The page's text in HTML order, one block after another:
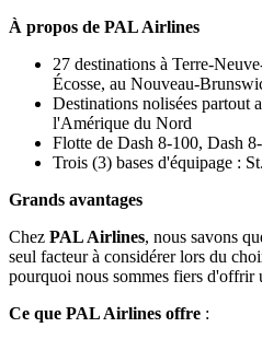
À propos de PAL Airlines
27 destinations à Terre-
Écosse, au Nouveau-
Destinations nolisées partout
l'Amérique du Nord
Flotte de Dash 8-100, Dash
Trois (3) bases d'équipage :
Grands avantages
Chez PAL Airlines, nous savons
seul facteur à considérer lors du
pourquoi nous sommes fiers d'offrir
Ce que PAL Airlines offre :